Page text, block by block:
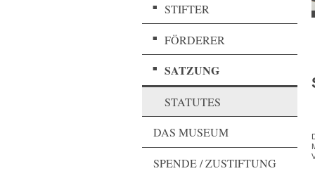
STIFTER
FÖRDERER
SATZUNG
STATUTES
DAS MUSEUM
SPENDE / ZUSTIFTUNG